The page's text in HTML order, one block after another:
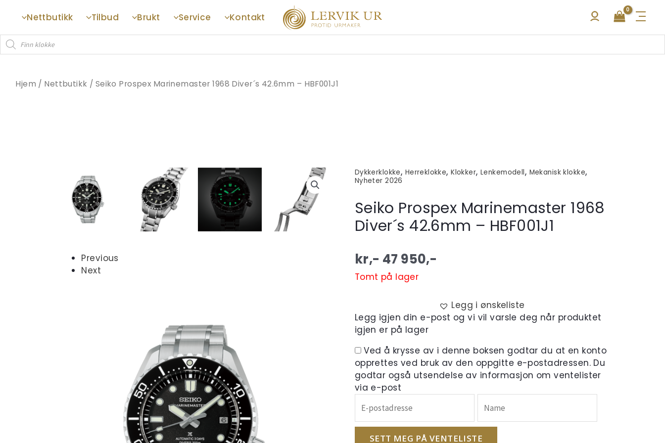
innholdet
Nettbutikk Tilbud Brukt Service
Kontakt
Products
search
Hjem / Nettbutikk / Seiko Prospex Marinemaster 1968 Diver´s 42.6mm – HBF001J1
Previous
Next
Dykkerklokke, Herreklokke,Klokker,Lenkemodell, Mekanisk klokke,
Nyheter 2026
Seiko Prospex Marinemaster 1968
Diver´s 42.6mm – HBF001J1
kr,- 47 950,-
Tomt på lager
Legg i ønskeliste
Legg igjen din e-post og vi vil varsle deg når produktet
igjen er på lager
Ved å krysse av i denne boksen godtar du at en konto
opprettes ved bruk av den oppgitte e-postadressen. Du
godtar også utsendelse av informasjon om ventelister
via e-post
inn
e-
postadressen
SETT MEG PÅ VENTELISTE